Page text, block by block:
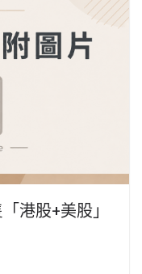
港股+美股」